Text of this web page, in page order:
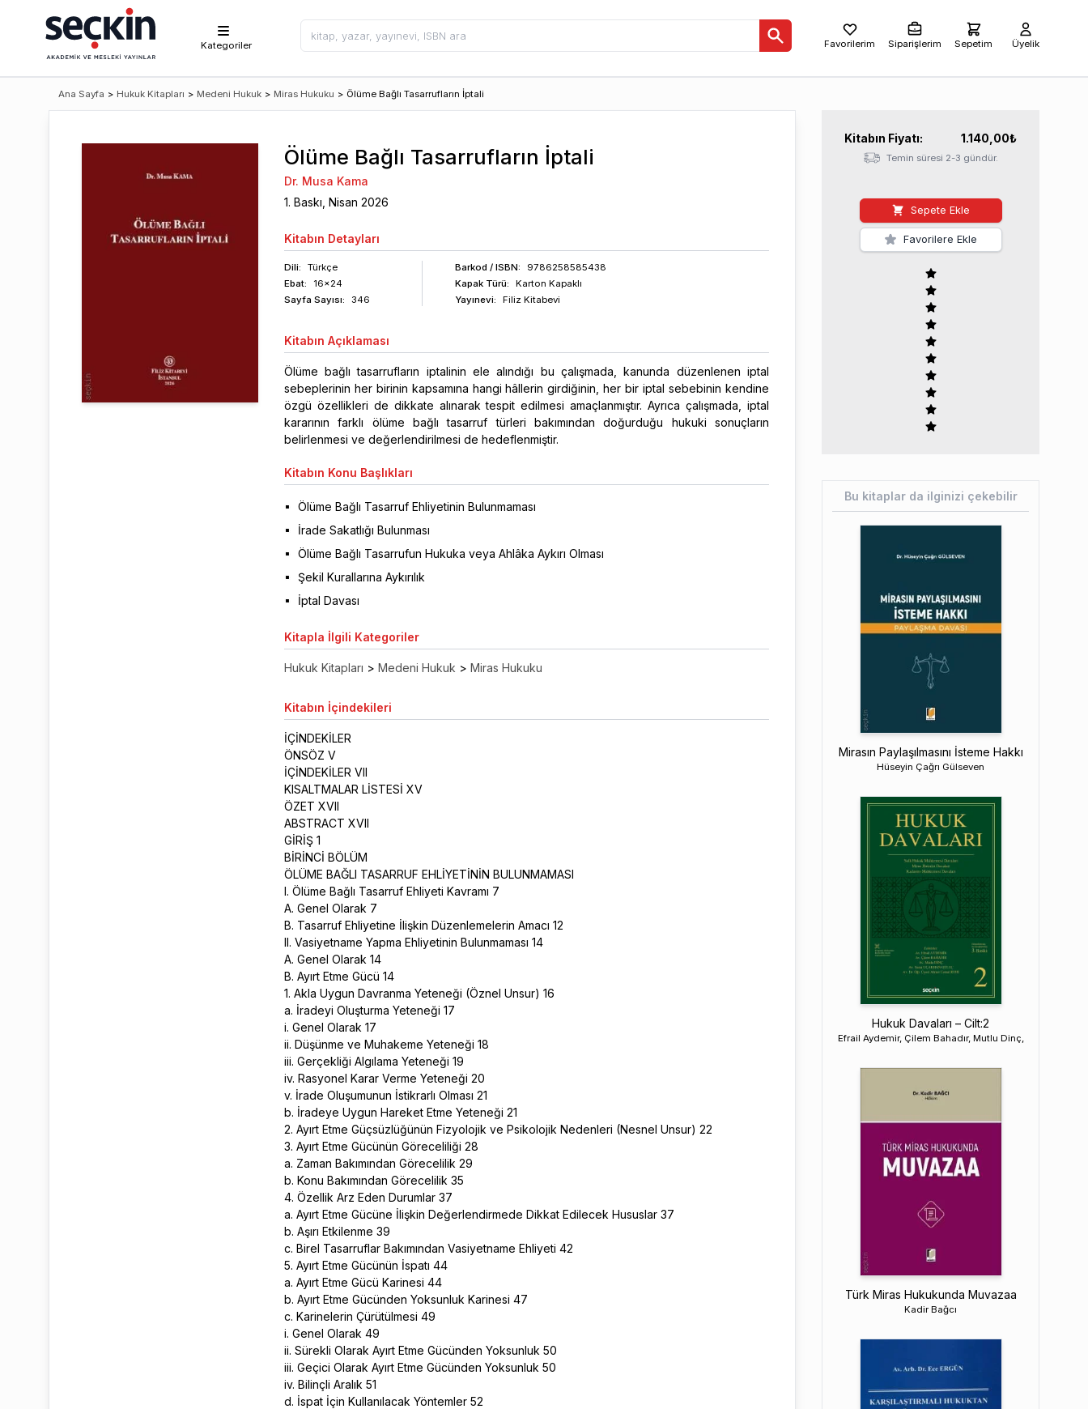
Kategoriler Favorilerim Siparişlerim Sepetim Üyelik
Ana Sayfa > Hukuk Kitapları > Medeni Hukuk > Miras Hukuku > Ölüme Bağlı Tasarrufların İptali
Ölüme Bağlı Tasarrufların İptali
Dr. Musa Kama
1. Baskı, Nisan 2026
Kitabın Detayları
Dili:
Türkçe
Ebat:
16x24
Sayfa Sayısı: 346
Barkod / ISBN:
9786258585438
Kapak Türü:
Karton Kapaklı
Yayınevi:
Filiz Kitabevi
Kitabın Açıklaması
Ölüme bağlı tasarrufların iptalinin ele alındığı bu çalışmada, kanunda düzenlenen iptal
sebeplerinin her birinin kapsamına hangi hâllerin girdiğinin, her bir iptal sebebinin kendine
özgü özellikleri de dikkate alınarak tespit edilmesi amaçlanmıştır. Ayrıca çalışmada, iptal
kararının farklı ölüme bağlı tasarruf türleri bakımından doğurduğu hukuki sonuçların
belirlenmesi ve değerlendirilmesi de hedeflenmiştir.
Kitabın Konu Başlıkları
Ölüme Bağlı Tasarruf Ehliyetinin Bulunmaması
İrade Sakatlığı Bulunması
Ölüme Bağlı Tasarrufun Hukuka veya Ahlâka Aykırı Olması
Şekil Kurallarına Aykırılık
İptal Davası
Kitapla İlgili Kategoriler
Hukuk Kitapları > Medeni Hukuk > Miras Hukuku
Kitabın İçindekileri
İÇİNDEKİLER
ÖNSÖZ V
İÇİNDEKİLER VII
KISALTMALAR LİSTESİ XV
ÖZET XVII
ABSTRACT XVII
GİRİŞ 1
BİRİNCİ BÖLÜM
ÖLÜME BAĞLI TASARRUF EHLİYETİNİN BULUNMAMASI
I. Ölüme Bağlı Tasarruf Ehliyeti Kavramı 7
A. Genel Olarak 7
B. Tasarruf Ehliyetine İlişkin Düzenlemelerin Amacı 12
II. Vasiyetname Yapma Ehliyetinin Bulunmaması 14
A. Genel Olarak 14
B. Ayırt Etme Gücü 14
1. Akla Uygun Davranma Yeteneği (Öznel Unsur) 16
a. İradeyi Oluşturma Yeteneği 17
i. Genel Olarak 17
ii. Düşünme ve Muhakeme Yeteneği 18
iii. Gerçekliği Algılama Yeteneği 19
iv. Rasyonel Karar Verme Yeteneği 20
v. İrade Oluşumunun İstikrarlı Olması 21
b. İradeye Uygun Hareket Etme Yeteneği 21
2. Ayırt Etme Güçsüzlüğünün Fizyolojik ve Psikolojik Nedenleri (Nesnel Unsur) 22
3. Ayırt Etme Gücünün Göreceliliği 28
a. Zaman Bakımından Görecelilik 29
b. Konu Bakımından Görecelilik 35
4. Özellik Arz Eden Durumlar 37
a. Ayırt Etme Gücüne İlişkin Değerlendirmede Dikkat Edilecek Hususlar 37
b. Aşırı Etkilenme 39
c. Birel Tasarruflar Bakımından Vasiyetname Ehliyeti 42
5. Ayırt Etme Gücünün İspatı 44
a. Ayırt Etme Gücü Karinesi 44
b. Ayırt Etme Gücünden Yoksunluk Karinesi 47
c. Karinelerin Çürütülmesi 49
i. Genel Olarak 49
ii. Sürekli Olarak Ayırt Etme Gücünden Yoksunluk 50
iii. Geçici Olarak Ayırt Etme Gücünden Yoksunluk 50
iv. Bilinçli Aralık 51
d. İspat İçin Kullanılacak Yöntemler 52
Kitabın Fiyatı: 1.140,00₺
Temin süresi 2-3 gündür.
Sepete Ekle
Favorilere Ekle
Bu kitaplar da ilginizi çekebilir
Mirasın Paylaşılmasını İsteme Hakkı
Hüseyin Çağrı Gülseven
Hukuk Davaları – Cilt:2
Efrail Aydemir, Çilem Bahadır, Mutlu Dinç,
Türk Miras Hukukunda Muvazaa
Kadir Bağcı